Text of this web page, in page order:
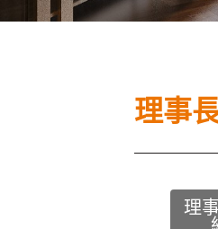
理事
理